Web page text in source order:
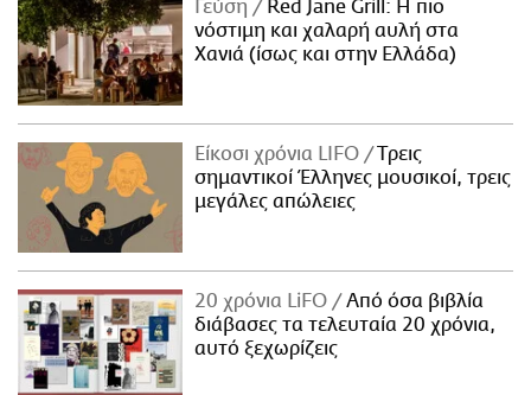
Γεύση
Red Jane Grill: Η πιο
νόστιμη και χαλαρή αυλή στα
Χανιά (ίσως και στην Ελλάδα)
Είκοσι χρόνια LIFO
Tρεις
σημαντικοί Έλληνες μουσικοί, τρεις
μεγάλες απώλειες
20 χρόνια LiFO
Από όσα βιβλία
διάβασες τα τελευταία 20 χρόνια,
αυτό ξεχωρίζεις